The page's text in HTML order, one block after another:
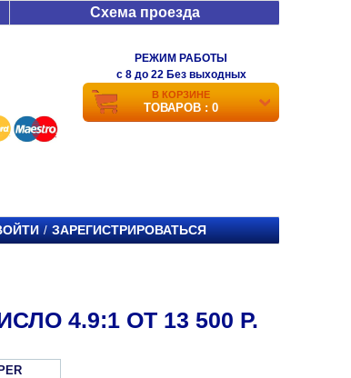
Схема проезда
РЕЖИМ РАБОТЫ
c 8 до 22 Без выходных
В КОРЗИНЕ
ТОВАРОВ : 0
/ ЗАРЕГИСТРИРОВАТЬСЯ
4.9:1 ОТ 13 500 Р.